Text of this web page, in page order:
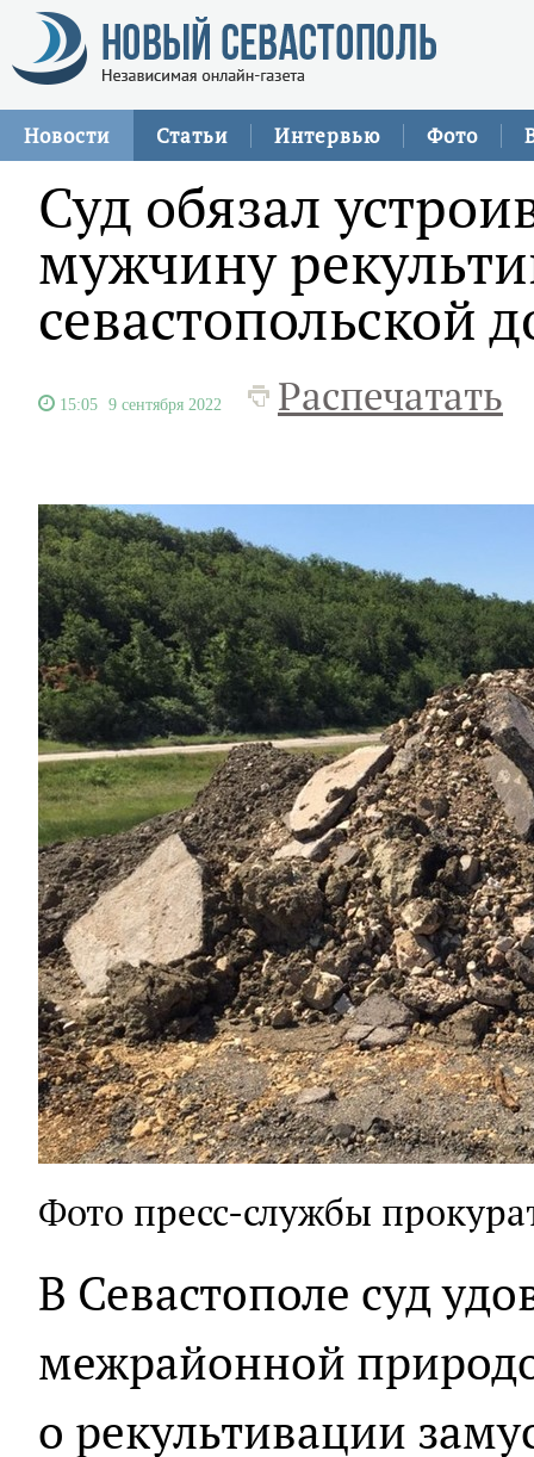
Новости Статьи Интервью Фото
Суд обязал
мужчину
севастопольской
15:05 9 сентября 2022 Распечатать
Фото пресс-службы
В Севастополе суд
межрайонной
о рекультивации